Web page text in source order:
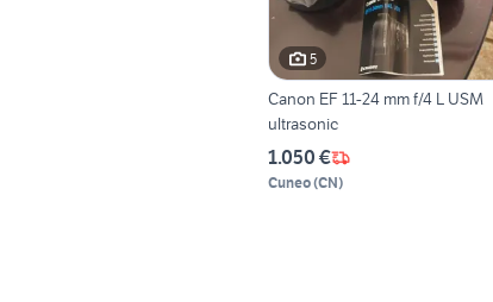
5
Canon EF 11-24 mm f/4 L USM
ultrasonic
1.050 €
Cuneo(CN)